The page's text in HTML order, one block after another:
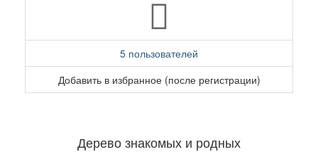
5 пользователей
Добавить в избранное (после регистрации)
Дерево знакомых и родных